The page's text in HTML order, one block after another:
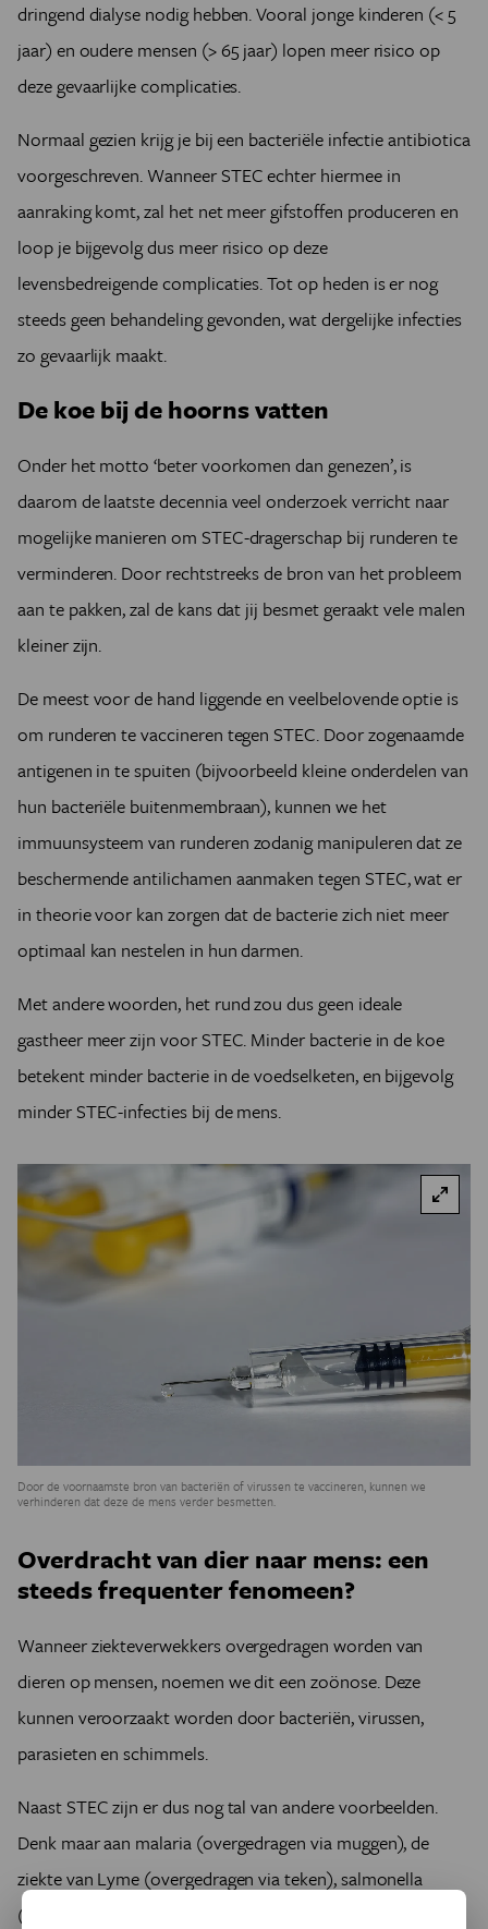
dringend dialyse nodig hebben. Vooral jonge kinderen (< 5
jaar) en oudere mensen (> 65 jaar) lopen meer risico op
deze gevaarlijke complicaties.
Normaal gezien krijg je bij een bacteriële infectie antibiotica
voorgeschreven. Wanneer STEC echter hiermee in
aanraking komt, zal het net meer gifstoffen produceren en
loop je bijgevolg dus meer risico op deze
levensbedreigende complicaties. Tot op heden is er nog
steeds geen behandeling gevonden, wat dergelijke infecties
zo gevaarlijk maakt.
De koe bij de hoorns vatten
Onder het motto ‘beter voorkomen dan genezen’, is
daarom de laatste decennia veel onderzoek verricht naar
mogelijke manieren om STEC-dragerschap bij runderen te
verminderen. Door rechtstreeks de bron van het probleem
aan te pakken, zal de kans dat jij besmet geraakt vele malen
kleiner zijn.
De meest voor de hand liggende en veelbelovende optie is
om runderen te vaccineren tegen STEC. Door zogenaamde
antigenen in te spuiten (bijvoorbeeld kleine onderdelen van
hun bacteriële buitenmembraan), kunnen we het
immuunsysteem van runderen zodanig manipuleren dat ze
beschermende antilichamen aanmaken tegen STEC, wat er
in theorie voor kan zorgen dat de bacterie zich niet meer
optimaal kan nestelen in hun darmen.
Met andere woorden, het rund zou dus geen ideale
gastheer meer zijn voor STEC. Minder bacterie in de koe
betekent minder bacterie in de voedselketen, en bijgevolg
minder STEC-infecties bij de mens.
Door de voornaamste bron van bacteriën of virussen te vaccineren, kunnen we
verhinderen dat deze de mens verder besmetten.
Overdracht van dier naar mens: een
steeds frequenter fenomeen?
Wanneer ziekteverwekkers overgedragen worden van
dieren op mensen, noemen we dit een zoönose. Deze
kunnen veroorzaakt worden door bacteriën, virussen,
parasieten en schimmels.
Naast STEC zijn er dus nog tal van andere voorbeelden.
Denk maar aan malaria (overgedragen via muggen), de
ziekte van Lyme (overgedragen via teken), salmonella
(overgedragen via pluimvee, varkens en runderen),